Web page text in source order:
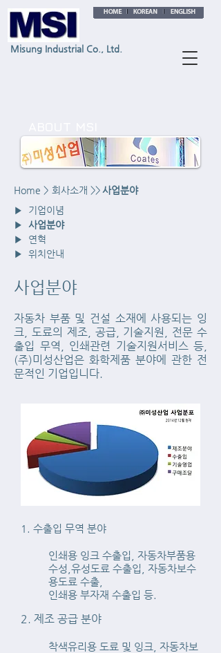
Misung Industrial Co., Ltd.
Home > 회사소개 >> 사업분야
▶ 기업이념
▶ 사업분야
▶ 연혁
▶ 위치안내
사업분야
자동차 부품 및 건설 소재에 사용되는 잉
크, 도료의 제조, 공급, 기술지원, 전문 수
출입 무역, 인쇄관련 기술지원서비스 등,
(주)미성산업은 화학제품 분야에 관한 전
문적인 기업입니다.
1. 수출입 무역 분야
인쇄용 잉크 수출입, 자동차부품용
수성,유성도료 수출입, 자동차보수
용도료 수출,
인쇄용 부자재 수출입 등.
2. 제조 공급 분야
착색유리용 도료 및 잉크, 자동차보